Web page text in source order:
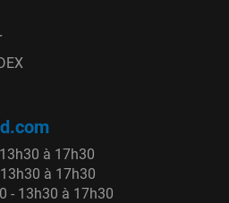
à 17h30
à 17h30
- 13h30 à 17h30